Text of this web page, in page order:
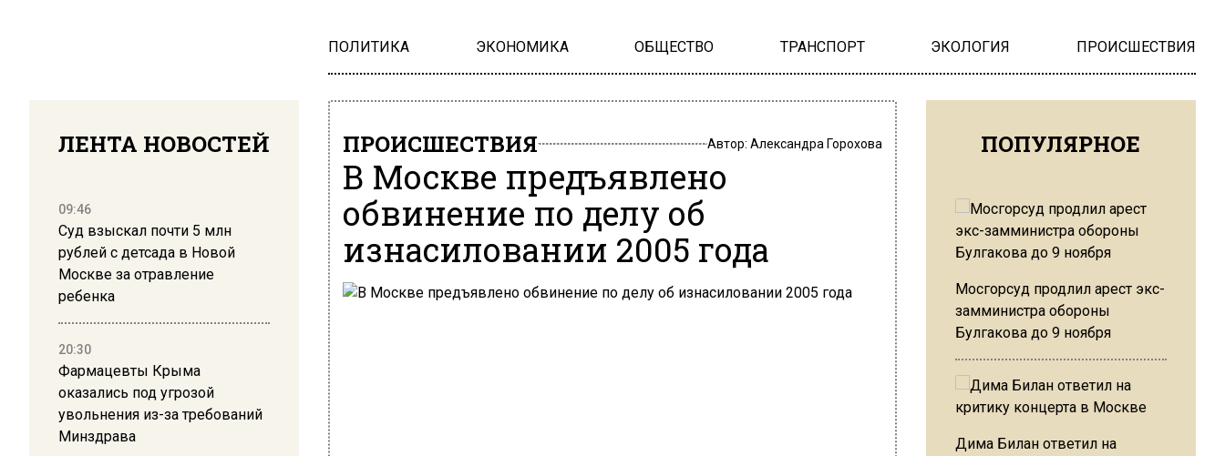
ПОЛИТИКА ЭКОНОМИКА ОБЩЕСТВО ТРАНСПОРТ ЭКОЛОГИЯ ПРОИСШЕСТВИЯ
ЛЕНТА НОВОСТЕЙ
09:46
Суд взыскал почти 5 млн
рублей с детсада в Новой
Москве за отравление
ребенка
20:30
Фармацевты Крыма
оказались под угрозой
увольнения из-за требований
Минздрава
ПРОИСШЕСТВИЯ Автор: Александра Горохова
В Москве предъявлено
обвинение по делу об
изнасиловании 2005 года
ПОПУЛЯРНОЕ
Мосгорсуд продлил арест экс-
замминистра обороны
Булгакова до 9 ноября
Дима Билан ответил на